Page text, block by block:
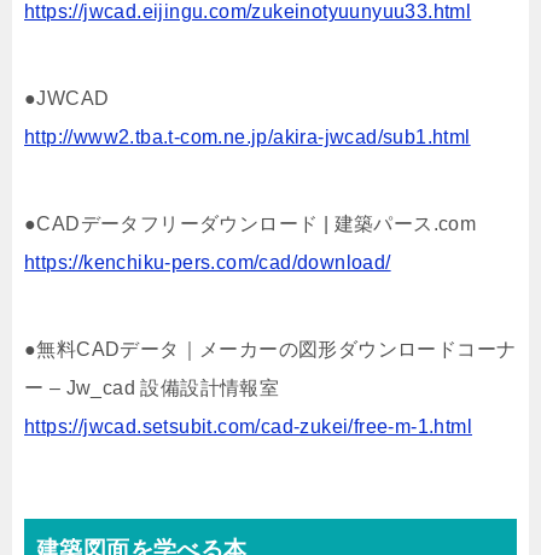
https://jwcad.eijingu.com/zukeinotyuunyuu33.html
●JWCAD
http://www2.tba.t-com.ne.jp/akira-jwcad/sub1.html
●CADデータフリーダウンロード | 建築パース.com
https://kenchiku-pers.com/cad/download/
●無料CADデータ｜メーカーの図形ダウンロードコーナ
ー – Jw_cad 設備設計情報室
https://jwcad.setsubit.com/cad-zukei/free-m-1.html
建築図面を学べる本